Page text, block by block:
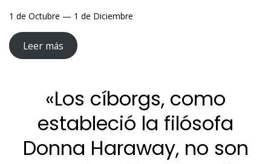
1 de Octubre — 1 de Diciembre
Leer más
«Los cíborgs, como
estableció la filósofa
Donna Haraway, no son